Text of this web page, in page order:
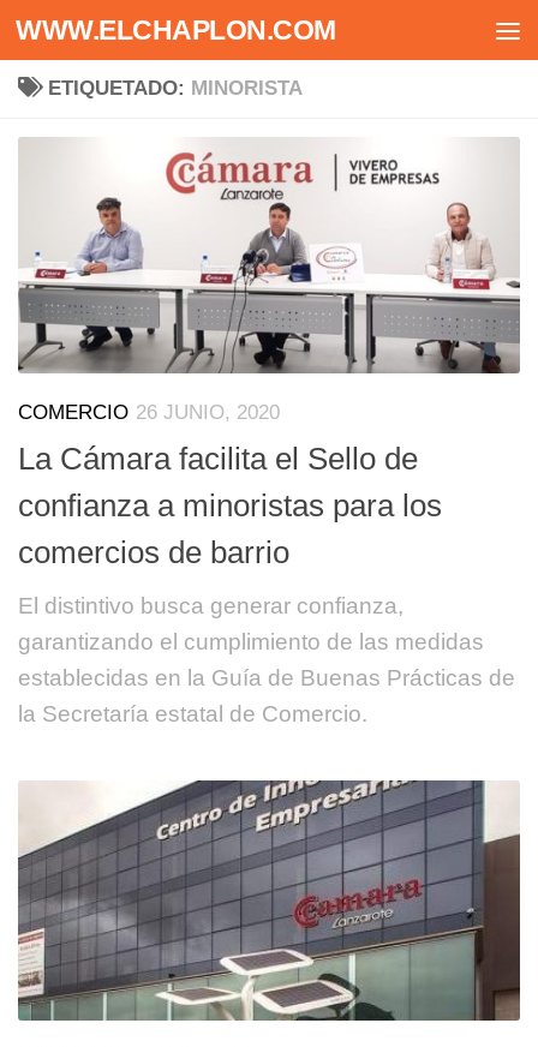
Saltar al contenido
WWW.ELCHAPLON.COM
ETIQUETADO: MINORISTA
COMERCIO 26 JUNIO, 2020
La Cámara facilita el Sello de
confianza a minoristas para los
comercios de barrio
El distintivo busca generar confianza,
garantizando el cumplimiento de las medidas
establecidas en la Guía de Buenas Prácticas de
la Secretaría estatal de Comercio.